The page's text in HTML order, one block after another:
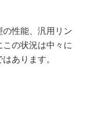
性能、汎用リン
の状況は中々に
あります。